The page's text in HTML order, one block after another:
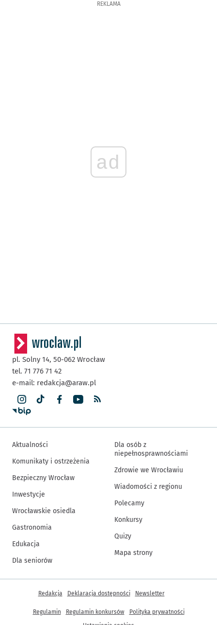
REKLAMA
ad
pl. Solny 14, 50-062 Wrocław
tel. 71 776 71 42
e-mail: redakcja@araw.pl
Aktualności
Komunikaty i ostrzeżenia
Bezpieczny Wrocław
Inwestycje
Wrocławskie osiedla
Gastronomia
Edukacja
Dla seniorów
Dla osób z
niepełnosprawnościami
Zdrowie we Wrocławiu
Wiadomości z regionu
Polecamy
Konkursy
Quizy
Mapa strony
Inne informacje
Redakcja Deklaracja dostępności Newsletter
Regulamin Regulamin konkursów
Polityka prywatności